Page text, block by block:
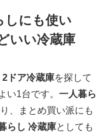
しにも使い
いい冷蔵庫
2ドア冷蔵庫を探して
い1台です。 一人暮ら
、まとめ買い派にも
らし 冷蔵庫としても